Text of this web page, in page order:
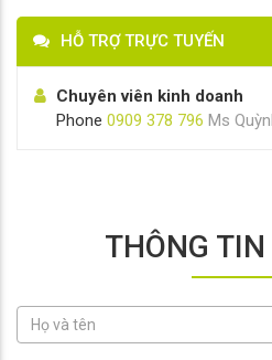
HỖ TRỢ TRỰC TUYẾN
Chuyên viên kinh doanh
Phone 0909 378 796 Ms
THÔNG